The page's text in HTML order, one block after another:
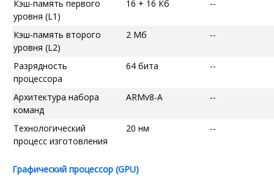
Кэш-память первого
уровня (L1)
16 + 16 Кб --
Кэш-память второго
уровня (L2)
2 Мб --
Разрядность
процессора
64 бита --
Архитектура набора
команд
ARMv8-A --
Технологический
процесс изготовления
20 нм --
Графический процессор (GPU)